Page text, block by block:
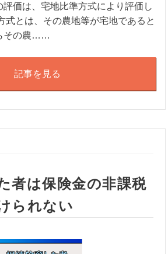
価は、宅地比準方式により評価し
とは、その農地等が宅地であると
その農……
記事を見る
者は保険金の非課税
られない